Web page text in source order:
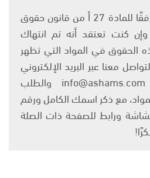
يتم الاستخدام المواد وفقًا للمادة 27 أ من قانون حقوق
والنشر 2007، وإن كنت تعتقد أنه تم انتهاك
الحقوق في المواد التي تظهر
معنا عبر البريد الإلكتروني
على العنوان التالي: info@ashams.com والطلب
مع ذكر اسمك الكامل ورقم
ورابط للصفحة ذات الصلة